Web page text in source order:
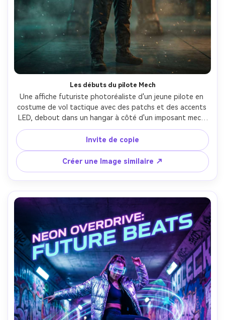
Les débuts du pilote Mech
Une affiche futuriste photoréaliste d'un jeune pilote en
costume de vol tactique avec des patchs et des accents
LED, debout dans un hangar à côté d'un imposant mech
flou en arrière-plan, éclairage cinématographique bleu et
ambre, texte de titre en gras "UNIT-07" en typographie
industrielle, motes de poussière, perspective dramatique,
prise sur Sony A7IV, objectif 35mm, détail de tissu ultra-
réaliste, composition d'affiche blockbuster-AR 4:5
Invite de copie
Créer une Image similaire ↗
Créez des images IA
à l’infini. 100 %
gratuit!
Créer Gratuitement →